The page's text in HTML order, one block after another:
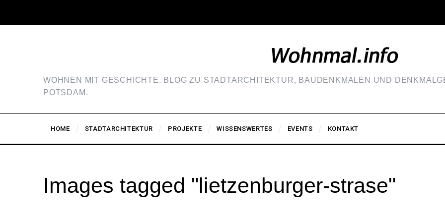
WOHNEN MIT GESCHICHTE. BLOG ZU STADTARCHITEKTUR, BAUDENKMALEN UND
POTSDAM.
HOME STADTARCHITEKTUR PROJEKTE WISSENSWERTES EVENTS KONTAKT
Images tagged "lietzenburger-strase"